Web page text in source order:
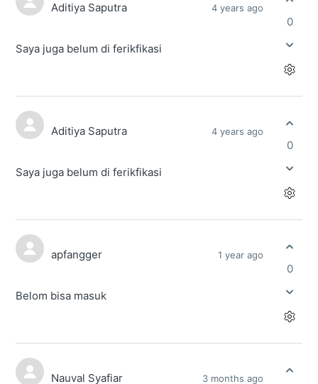
Aditiya Saputra 4 years ago
Saya juga belum di ferikfikasi
0
Aditiya Saputra 4 years ago
Saya juga belum di ferikfikasi
0
apfangger 1 year ago
Belom bisa masuk
0
Nauval Syafiar 3 months ago